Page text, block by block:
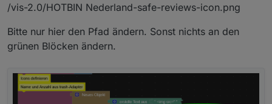
/vis-2.0/HOTBIN Nederland-safe-reviews-icon.png
Bitte nur hier den Pfad ändern. Sonst nichts an den
grünen Blöcken ändern.